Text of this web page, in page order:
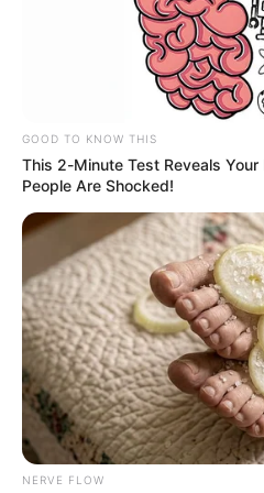
Collage Alerta Bogotá -
Afanador - X:
Caso Valeria Afanador toma
amarilla
Por:July Morales
Agosto 20, 2025
GOOD TO KNOW THIS
This 2-Minute Test Reveals
People Are Shocked!
NERVE FLOW